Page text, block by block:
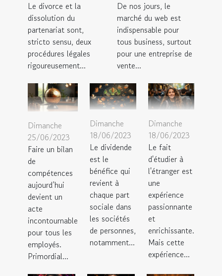
Le divorce et la
dissolution du
partenariat sont,
stricto sensu, deux
procédures légales
rigoureusement...
De nos jours, le
marché du web est
indispensable pour
tous business, surtout
pour une entreprise de
vente...
Dimanche
25/06/2023
Faire un bilan
de
compétences
aujourd’hui
devient un
acte
incontournable
pour tous les
employés.
Primordial...
Dimanche
18/06/2023
Le dividende
est le
bénéfice qui
revient à
chaque part
sociale dans
les sociétés
de personnes,
notamment...
Dimanche
18/06/2023
Le fait
d'étudier à
l'étranger est
une
expérience
passionnante
et
enrichissante.
Mais cette
expérience...